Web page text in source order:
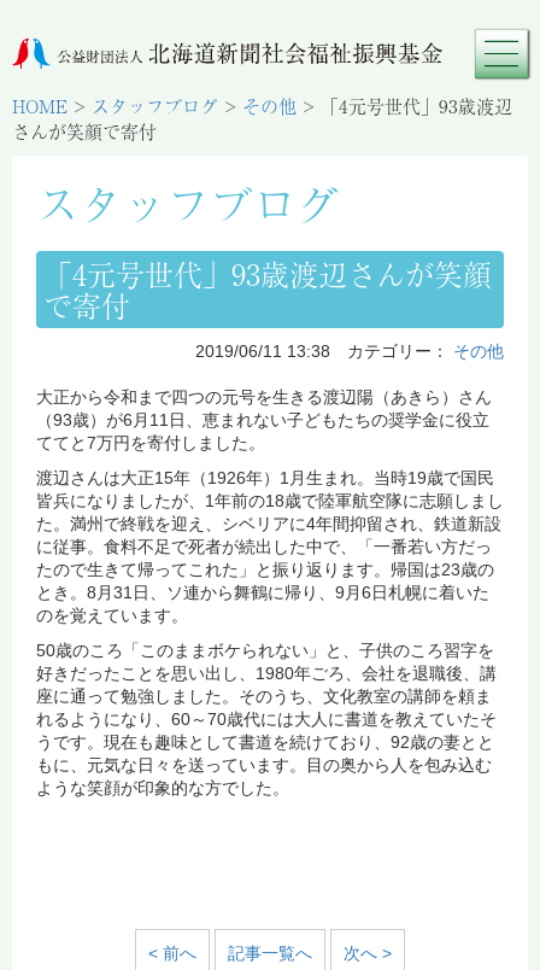
HOME > スタッフブログ > その他 >
「4元号世代」93歳渡辺
さんが笑顔で寄付
スタッフブログ
「4元号世代」93歳渡辺さんが笑顔
で寄付
2019/06/11 13:38 カテゴリー： その他
大正から令和まで四つの元号を生きる渡辺陽（あきら）さん
（93歳）が6月11日、恵まれない子どもたちの奨学金に役立
ててと7万円を寄付しました。
渡辺さんは大正15年（1926年）1月生まれ。当時19歳で国民
皆兵になりましたが、1年前の18歳で陸軍航空隊に志願しまし
た。満州で終戦を迎え、シベリアに4年間抑留され、鉄道新設
に従事。食料不足で死者が続出した中で、「一番若い方だっ
たので生きて帰ってこれた」と振り返ります。帰国は23歳の
とき。8月31日、ソ連から舞鶴に帰り、9月6日札幌に着いた
のを覚えています。
50歳のころ「このままボケられない」と、子供のころ習字を
好きだったことを思い出し、1980年ごろ、会社を退職後、講
座に通って勉強しました。そのうち、文化教室の講師を頼ま
れるようになり、60～70歳代には大人に書道を教えていたそ
うです。現在も趣味として書道を続けており、92歳の妻とと
もに、元気な日々を送っています。目の奥から人を包み込む
ような笑顔が印象的な方でした。
< 前へ 記事一覧へ 次へ >